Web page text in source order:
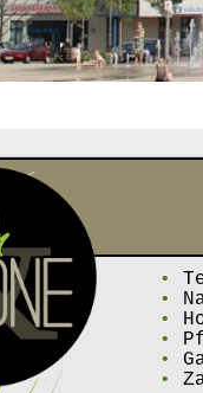
•
•
•
•
•
•